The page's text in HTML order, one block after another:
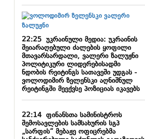
22:25უკრაინული მედია: უკრაინის
შეიარაღებული ძალების ყოფილი
მთავარსარდალი, ვალერი ზალუჟნი
პოლიტიკური ლიდერებისადმი
ნდობის რეიტინგს სათავეში უდგას -
ვოლოდიმირ ზელენსკი აღნიშნულ
რეიტინგში მეექვსე პოზიციას იკავებს
22:14ფინანსთა სამინისტროს
შემოსავლების სამსახურის სგპ
„სარფის“ მებაჟე ოფიცრებმა